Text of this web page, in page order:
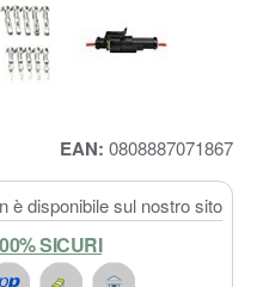
EAN: 0808887071867
è disponibile sul nostro sito
SICURI